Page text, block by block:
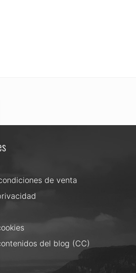
condiciones de venta
contenidos del blog (CC)